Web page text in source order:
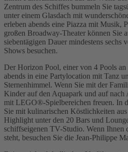
Zentrum des Schiffes bummeln Sie
unter einem Glasdach mit
erleben abends eine Piazza mit Musik,
großen Broadway-Theater können Sie
siebentägigen Dauer mindestens sechs
Shows besuchen.
Der Horizon Pool, einer von 4 Pools
abends in eine Partylocation mit Tanz
Sternenhimmel. Wenn Sie mit der
Kinder auf den Aquapark und auf
mit LEGO®-Spielbereichen freuen. In
Sie mit kulinarischen Köstlichkeiten
Highlight unter den 20 Bars und
schiffseigenen TV-Studio. Wenn Ihnen
steht, besuchen Sie die Jean-Philippe